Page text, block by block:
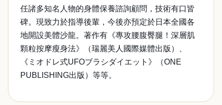
任諸多知名人物的身體保養諮詢顧問，技術有口皆
碑。現致力於指導後輩，今後亦預定於日本全國各
地開設美體沙龍。著作有《專攻腰腹臀腿！深層肌
顆粒按摩瘦身法》（瑞麗美人國際媒體出版）、
《ミオドレ式UFOブラシダイエット》（ONE
PUBLISHING出版）等等。